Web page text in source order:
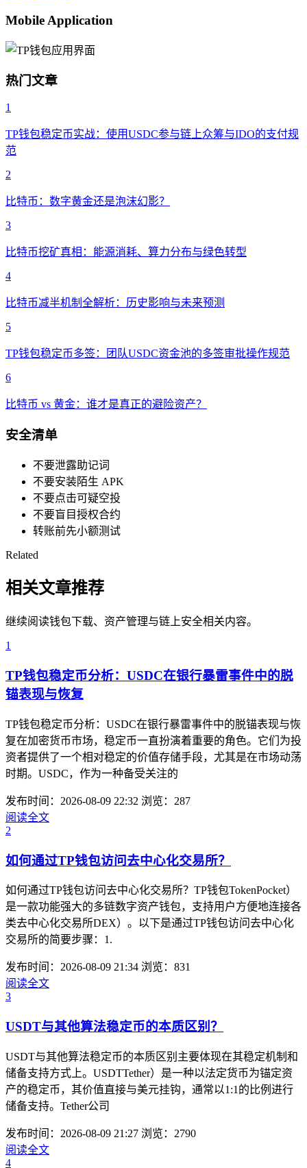
Mobile Application
热门文章
1
TP钱包稳定币实战：使用USDC参与链上众筹与IDO的支付规
范
2
比特币：数字黄金还是泡沫幻影？
3
比特币挖矿真相：能源消耗、算力分布与绿色转型
4
比特币减半机制全解析：历史影响与未来预测
5
TP钱包稳定币多签：团队USDC资金池的多签审批操作规范
6
比特币 vs 黄金：谁才是真正的避险资产？
安全清单
不要泄露助记词
不要安装陌生 APK
不要点击可疑空投
不要盲目授权合约
转账前先小额测试
Related
相关文章推荐
继续阅读钱包下载、资产管理与链上安全相关内容。
1
TP钱包稳定币分析：USDC在银行暴雷事件中的脱
锚表现与恢复
TP钱包稳定币分析：USDC在银行暴雷事件中的脱锚表现与恢
复在加密货币市场，稳定币一直扮演着重要的角色。它们为投
资者提供了一个相对稳定的价值存储手段，尤其是在市场动荡
时期。USDC，作为一种备受关注的
发布时间：2026-08-09 22:32 浏览：287
阅读全文
2
如何通过TP钱包访问去中心化交易所？
如何通过TP钱包访问去中心化交易所？TP钱包TokenPocket）
是一款功能强大的多链数字资产钱包，支持用户方便地连接各
类去中心化交易所DEX）。以下是通过TP钱包访问去中心化
交易所的简要步骤：1.
发布时间：2026-08-09 21:34 浏览：831
阅读全文
3
USDT与其他算法稳定币的本质区别？
USDT与其他算法稳定币的本质区别主要体现在其稳定机制和
储备支持方式上。USDTTether）是一种以法定货币为锚定资
产的稳定币，其价值直接与美元挂钩，通常以1:1的比例进行
储备支持。Tether公司
发布时间：2026-08-09 21:27 浏览：2790
阅读全文
4